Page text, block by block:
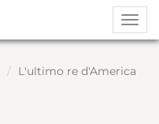
L'ultimo re d'America